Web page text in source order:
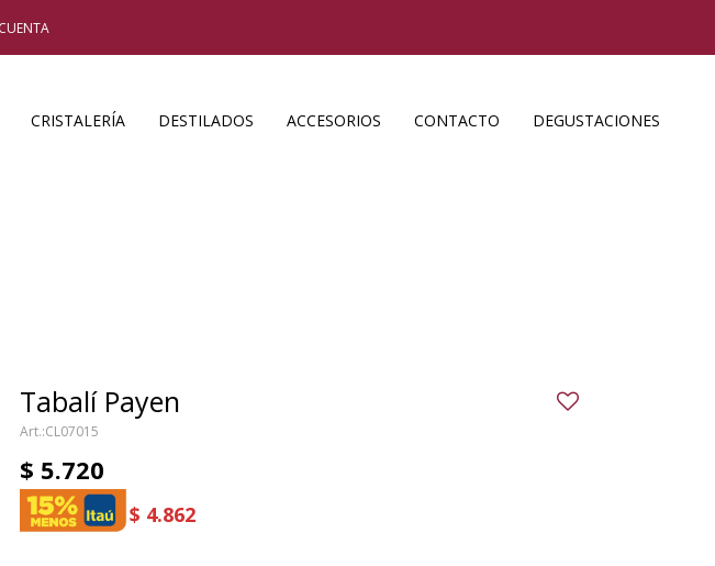
CRISTALERÍA DESTILADOS ACCESORIOS CONTACTO DEGUSTACIONES
Tabalí Payen
CL07015
$ 5.720
$ 4.862